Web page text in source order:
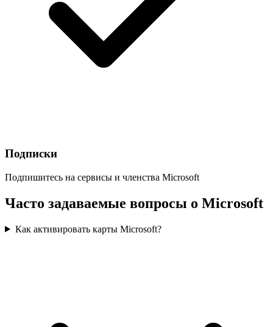
Подписки
Подпишитесь на сервисы и членства Microsoft
Часто задаваемые вопросы о Microsoft
Как активировать карты Microsoft?